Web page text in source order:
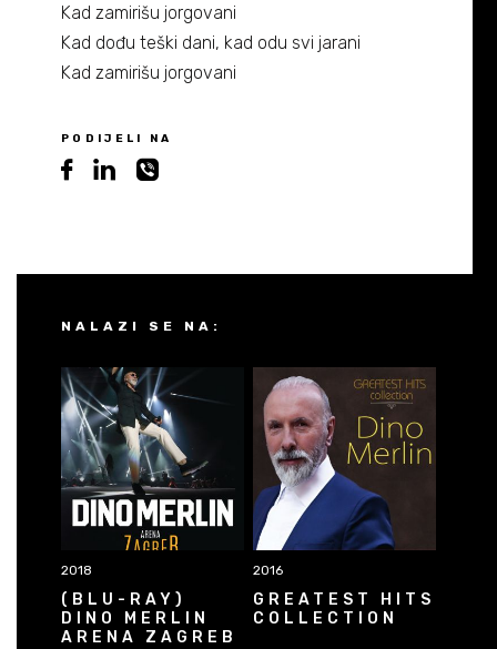
Kad zamirišu jorgovani
Kad dođu teški dani, kad odu svi jarani
Kad zamirišu jorgovani
PODIJELI NA
NALAZI SE NA:
2018
(BLU-RAY)
DINO MERLIN
ARENA ZAGREB
2016
GREATEST HITS
COLLECTION